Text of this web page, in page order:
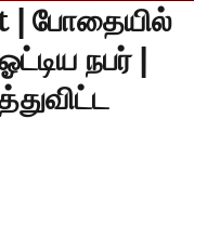
| போதையில்
நபர் |